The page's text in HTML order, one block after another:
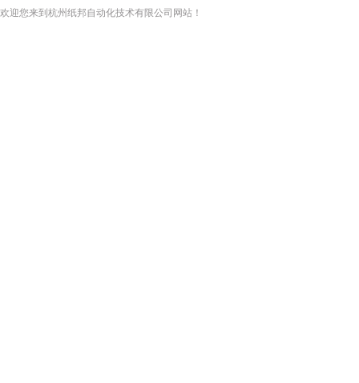
欢迎您来到杭州纸邦自动化技术有限公司网站！